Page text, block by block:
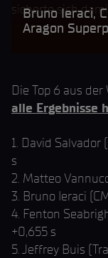
sicherte sich
vorderen vier
Bruno Ieraci,
Aragon
Die Top 6 aus
alle Ergebnisse
1. David Salvador
s
2. Matteo
3. Bruno Ieraci
4. Fenton
+0,655 s
5. Jeffrey Buis